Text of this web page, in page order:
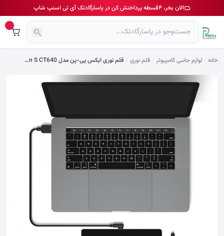
الان بخر، ۴قسطه پرداختش کن در پاسارگادتک آی تی اسنپ شاپ
خانه لوازم جانبی کامپیوتر قلم نوری قلم نوری ایکس پی-پن مدل Deco Fun S CT640